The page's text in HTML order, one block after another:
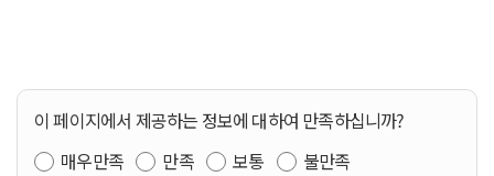
이 페이지에서 제공하는 정보에 대하여 만족하십니까?
매우만족
만족 보통
불만족